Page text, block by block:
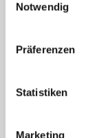
Notwendig
Präferenzen
Statistiken
Marketing